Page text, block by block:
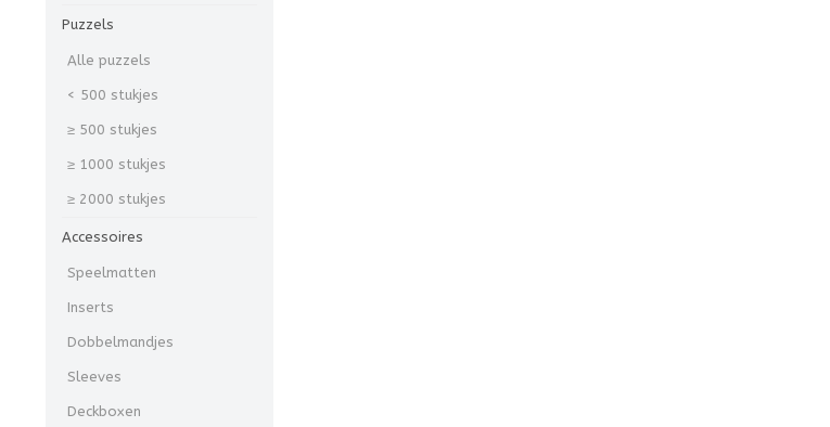
Puzzels
Alle puzzels
< 500 stukjes
≥ 500 stukjes
≥ 1000 stukjes
≥ 2000 stukjes
Accessoires
Speelmatten
Inserts
Dobbelmandjes
Sleeves
Deckboxen